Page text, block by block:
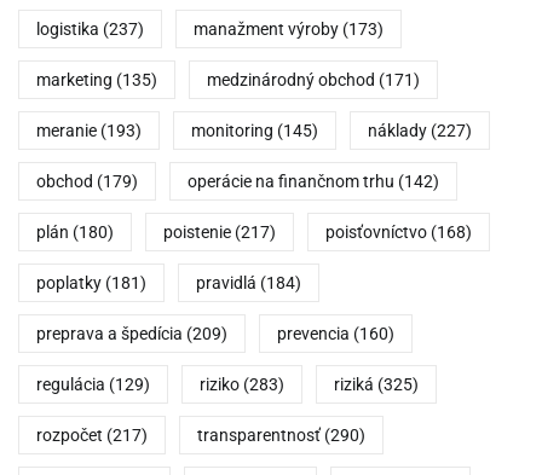
logistika (237) manažment výroby (173)
marketing (135) medzinárodný obchod (171)
meranie (193) monitoring (145) náklady (227)
obchod (179) operácie na finančnom trhu (142)
plán (180) poistenie (217) poisťovníctvo (168)
poplatky (181) pravidlá (184)
preprava a špedícia (209) prevencia (160)
regulácia (129) riziko (283) riziká (325)
rozpočet (217) transparentnosť (290)